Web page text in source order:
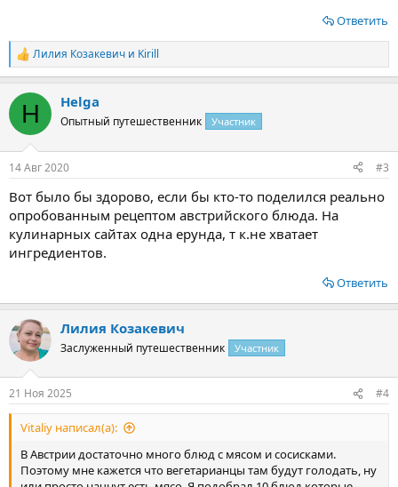
Ответить
Р
е
к
и
Лилия Козакевич и Kirill
H Helga
Опытный путешественник Участник
14 Авг 2020 #3
Вот было бы здорово, если бы кто-то поделился реально
опробованным рецептом австрийского блюда. На
кулинарных сайтах одна ерунда, т к.не хватает
ингредиентов.
Ответить
Лилия Козакевич
Заслуженный путешественник Участник
21 Ноя 2025 #4
Vitaliy написал(а):
В Австрии достаточно много блюд с мясом и сосисками.
Поэтому мне кажется что вегетарианцы там будут голодать, ну